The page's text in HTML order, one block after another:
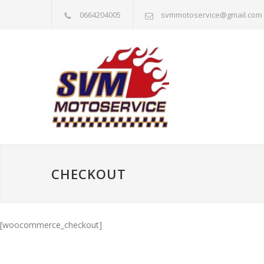
0664204005 svmmotoservice@gmail.com
CHECKOUT
[woocommerce_checkout]